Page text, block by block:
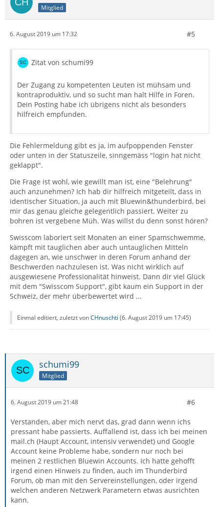
Mitglied
6. August 2019 um 17:32 #5
Zitat von schumi99
Der Zugang zu kompetenten Leuten ist mühsam und
kontraproduktiv, und so sucht man halt Hilfe in Foren.
Dein Posting habe ich übrigens nicht als besonders
hilfreich empfunden.
Die Fehlermeldung gibt es ja, im aufpoppenden Fenster
oder unten in der Statuszeile, sinngemäss "login hat nicht
geklappt".
Die Frage ist wohl, wie gewillt man ist, eine "Belehrung"
auch anzunehmen? Ich hab dir hilfreich mitgeteilt, dass in
identischer Situation, ja auch mit Bluewin&thunderbird, bei
mir das genau gleiche gelegentlich passiert. Weiter zu
bohren ist vergebene Müh. Was willst du denn sonst hören?
Swisscom laboriert seit Monaten an einer Spamschwemme,
kämpft mit tauglichen aber auch untauglichen Mitteln
dagegen an, wie unschwer in deren Forum anhand der
Beschwerden nachzulesen ist. Was nicht wirklich auf
ausgewiesene Professionalität hinweist. Dann dir viel Glück
mit dem "Swisscom Support", gibt kaum ein Support in der
Schweiz, der mehr überbewertet wird ...
Einmal editiert, zuletzt vonCHnuschti (6. August 2019 um 17:45)
schumi99
Mitglied
6. August 2019 um 21:48 #6
Verstanden, aber mich nervt das, grad dann wenn ichs
pressant habe passierts. Auffallend ist, dass ich bei meinen
mail.ch (Haupt Account, intensiv verwendet) und Google
Account keine Probleme habe, sondern nur noch bei
meinen 2 restlichen Bluewin Accounts. Ich hatte gehofft
irgend einen Hinweis zu finden, auch im Thunderbird
Forum, ob man mit den Servereinstellungen, oder irgend
welchen anderen Netzwerk Parametern etwas ausrichten
kann.